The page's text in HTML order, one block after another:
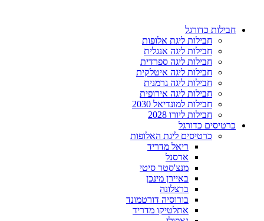
חבילות כדורגל
חבילות ליגת אלופות
חבילות ליגה אנגלית
חבילות ליגה ספרדית
חבילות ליגה איטלקית
חבילות ליגה גרמנית
חבילות ליגה אירופית
חבילות למונדיאל 2030
חבילות ליורו 2028
כרטיסים כדורגל
כרטיסים ליגת האלופות
ריאל מדריד
ארסנל
מנצ'סטר סיטי
באיירן מינכן
ברצלונה
בורוסיה דורטמונד
אתלטיקו מדריד